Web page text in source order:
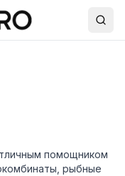
помощником
рыбные